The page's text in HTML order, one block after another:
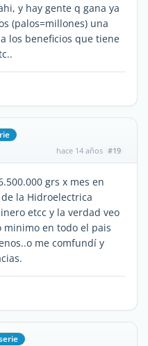
y hay gente q gana ya
(palos=millones) una
los beneficios que tiene
hace 14 años #19
grs x mes en
la Hidroelectrica
etcc y la verdad veo
en todo el pais
me comfundí y